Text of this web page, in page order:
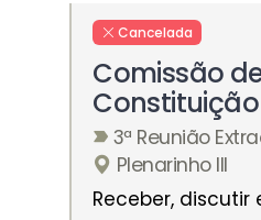
Cancelada
Comissão
Constituição
3ª Reunião
Plenarinho III
Receber,